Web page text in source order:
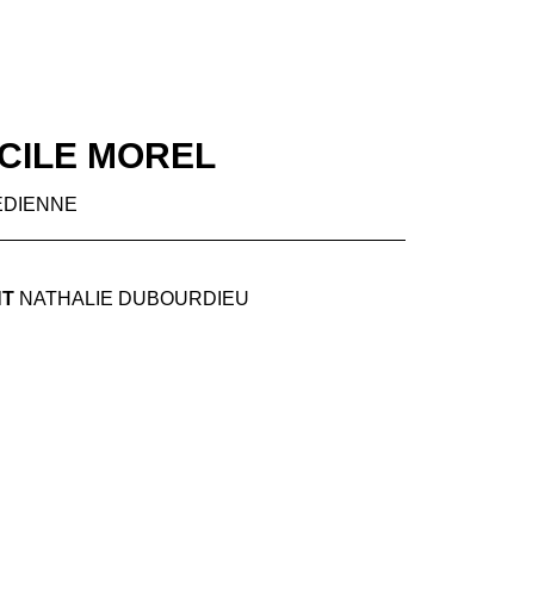
MOREL
NATHALIE DUBOURDIEU